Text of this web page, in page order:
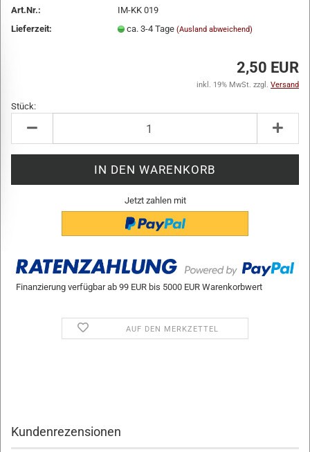
Art.Nr.:
IM-KK 019
Lieferzeit:
ca. 3-4 Tage (Ausland abweichend)
2,50 EUR
inkl. 19% MwSt. zzgl. Versand
Stück:
Jetzt zahlen mit
Finanzierung verfügbar ab 99 EUR bis 5000 EUR Warenkorbwert
AUF DEN MERKZETTEL
Kundenrezensionen